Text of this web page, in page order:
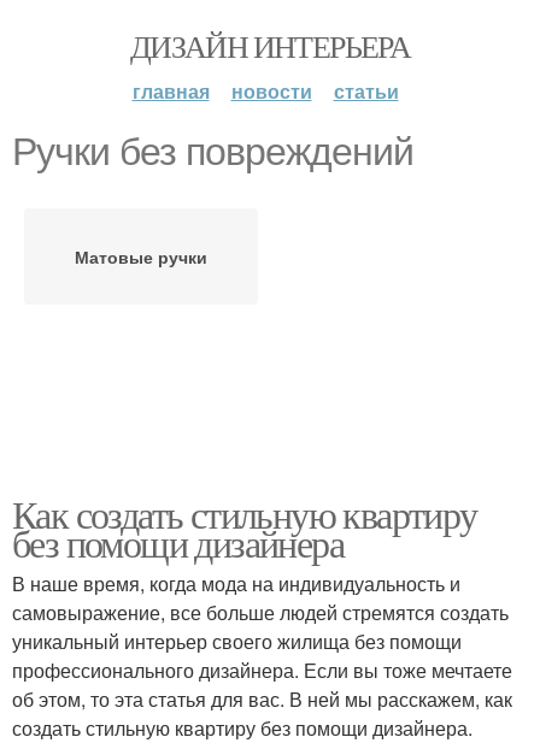
ДИЗАЙН ИНТЕРЬЕРА
главная новости статьи
Ручки без повреждений
Матовые ручки
Как создать стильную квартиру
без помощи дизайнера
В наше время, когда мода на индивидуальность и
самовыражение, все больше людей стремятся создать
уникальный интерьер своего жилища без помощи
профессионального дизайнера. Если вы тоже мечтаете
об этом, то эта статья для вас. В ней мы расскажем, как
создать стильную квартиру без помощи дизайнера.